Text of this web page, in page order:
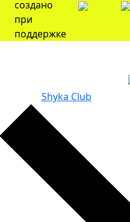
создано
при
поддержке
Shyka Club